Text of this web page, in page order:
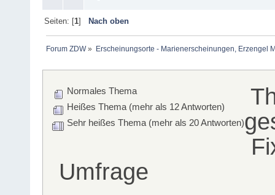
Seiten: [1] Nach oben
Forum ZDW» Erscheinungsorte - Marienerscheinungen, Erzengel
Normales Thema
Heißes Thema (mehr als 12 Antworten)
Sehr heißes Thema (mehr als 20 Antworten)
Umfrage